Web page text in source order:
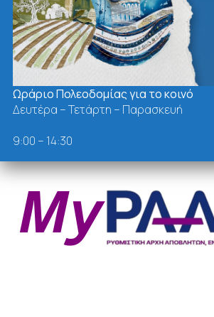
Δράσεις -
Σύνδεσμοι
Ωράριο Πολεοδομίας για το κοινό
Δευτέρα – Τετάρτη – Παρασκευή
9:00 – 14:30